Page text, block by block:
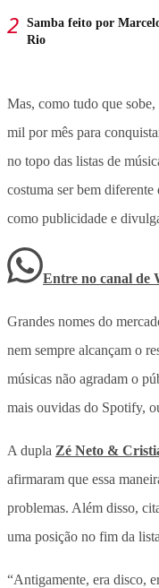
Samba feito por
Rio
Mas, como tudo que
mil por mês para
no topo das listas de
costuma ser bem
como publicidade e
Entre no canal de
Grandes nomes do
nem sempre alcançam o
músicas não agradam o
mais ouvidas do Spotify,
A dupla Zé Neto &
afirmaram que essa
problemas. Além disso,
uma posição no fim da
“Antigamente, era disco,